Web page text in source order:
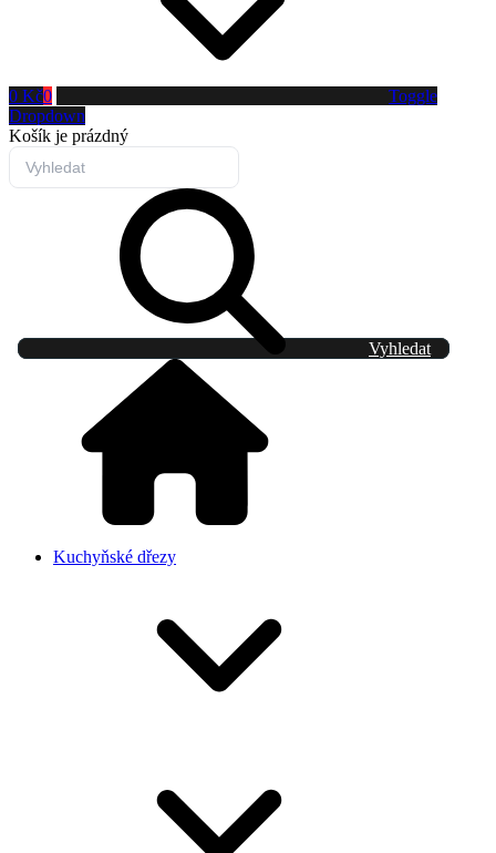
0 Kč0
Toggle
Dropdown
Košík je prázdný
Vyhledat
Kuchyňské dřezy